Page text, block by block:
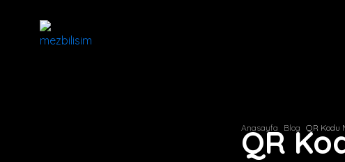
Anasayfa Blog QR Kodu
QR